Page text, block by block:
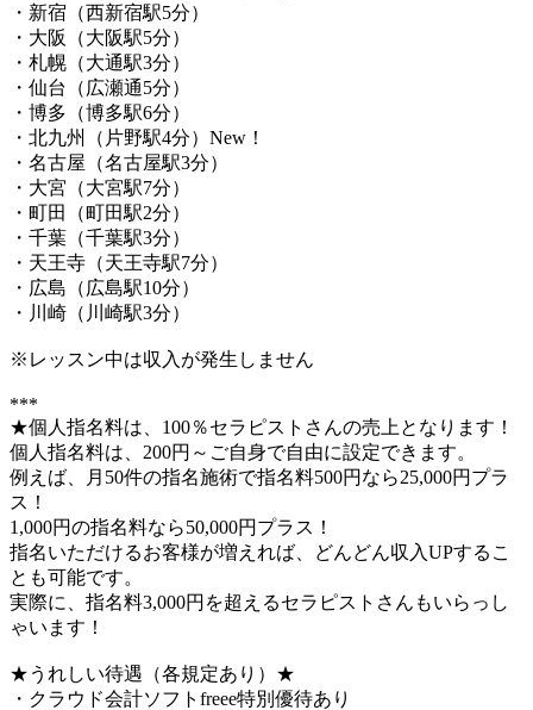
・新宿（西新宿駅5分）
・大阪（大阪駅5分）
・札幌（大通駅3分）
・仙台（広瀬通5分）
・博多（博多駅6分）
・北九州（片野駅4分）New！
・名古屋（名古屋駅3分）
・大宮（大宮駅7分）
・町田（町田駅2分）
・千葉（千葉駅3分）
・天王寺（天王寺駅7分）
・広島（広島駅10分）
・川崎（川崎駅3分）
※レッスン中は収入が発生しません
***
★個人指名料は、100％セラピストさんの売上となります！
個人指名料は、200円～ご自身で自由に設定できます。
例えば、月50件の指名施術で指名料500円なら25,000円プラ
ス！
1,000円の指名料なら50,000円プラス！
指名いただけるお客様が増えれば、どんどん収入UPするこ
とも可能です。
実際に、指名料3,000円を超えるセラピストさんもいらっし
ゃいます！
★うれしい待遇（各規定あり）★
・クラウド会計ソフトfreee特別優待あり